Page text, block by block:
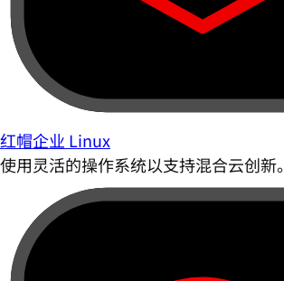
红帽企业 Linux
使用灵活的操作系统以支持混合云创新。